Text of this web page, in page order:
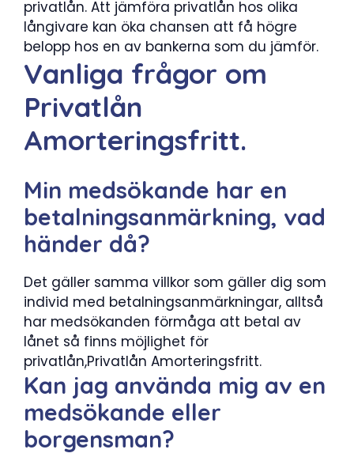
privatlån. Att jämföra privatlån hos olika
långivare kan öka chansen att få högre
belopp hos en av bankerna som du jämför.
Vanliga frågor om
Privatlån
Amorteringsfritt.
Min medsökande har en
betalningsanmärkning, vad
händer då?
Det gäller samma villkor som gäller dig som
individ med betalningsanmärkningar, alltså
har medsökanden förmåga att betal av
lånet så finns möjlighet för
privatlån,Privatlån Amorteringsfritt.
Kan jag använda mig av en
medsökande eller
borgensman?